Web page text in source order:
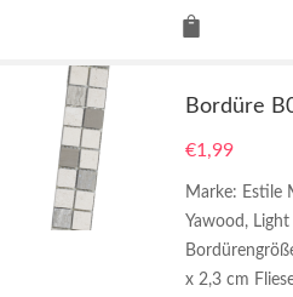
Bordüre
€1,99
Marke: Estile
Yawood,
x 2,3 cm